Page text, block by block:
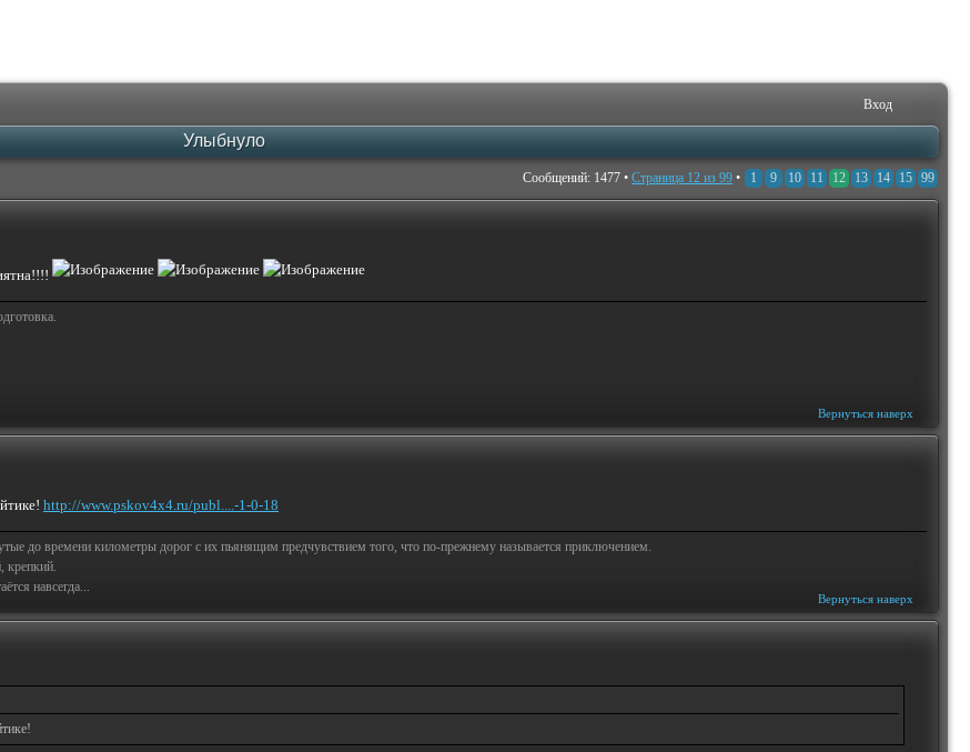
Вход
Улыбнуло
Сообщений: 1477 • Страница 12 из 99 • 1 9 10 11 12 13 14 15 99
Вернуться наверх
http://www.pskov4x4.ru/publ....-1-0-18
до времени километры дорог с их пьянящим предчувствием того, что по-прежнему называется приключением.
крепкий.
навсегда...
Вернуться наверх